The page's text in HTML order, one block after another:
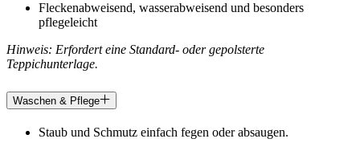
Fleckenabweisend, wasserabweisend und besonders
pflegeleicht
Hinweis: Erfordert eine Standard- oder gepolsterte
Teppichunterlage.
Waschen & Pflege
Staub und Schmutz einfach fegen oder absaugen.